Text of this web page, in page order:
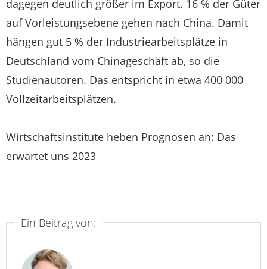
dagegen deutlich größer im Export. 16 % der Güter
auf Vorleistungsebene gehen nach China. Damit
hängen gut 5 % der Industriearbeitsplätze in
Deutschland vom Chinageschäft ab, so die
Studienautoren. Das entspricht in etwa 400 000
Vollzeitarbeitsplätzen.
Wirtschaftsinstitute heben Prognosen an: Das
erwartet uns 2023
Ein Beitrag von: